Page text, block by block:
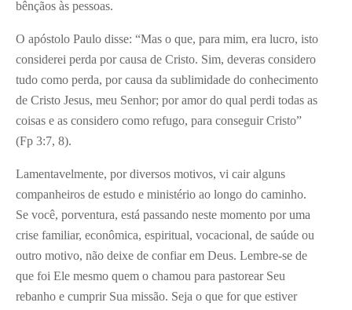
bênçãos às pessoas.
O apóstolo Paulo disse: “Mas o que, para mim, era lucro, isto
considerei perda por causa de Cristo. Sim, deveras considero
tudo como perda, por causa da sublimidade do conhecimento
de Cristo Jesus, meu Senhor; por amor do qual perdi todas as
coisas e as considero como refugo, para conseguir Cristo”
(Fp 3:7, 8).
Lamentavelmente, por diversos motivos, vi cair alguns
companheiros de estudo e ministério ao longo do caminho.
Se você, porventura, está passando neste momento por uma
crise familiar, econômica, espiritual, vocacional, de saúde ou
outro motivo, não deixe de confiar em Deus. Lembre-se de
que foi Ele mesmo quem o chamou para pastorear Seu
rebanho e cumprir Sua missão. Seja o que for que estiver